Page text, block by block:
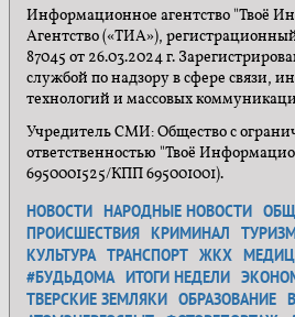
Информационное агентство "Твоё
Агентство («ТИА»),
87045 от 26.03.2024 г.
службой по надзору в сфере связи,
технологий и массовых
Учредитель СМИ: Общество с
ответственностью "Твоё
6950001525/КПП 695001001).
НОВОСТИ НАРОДНЫЕ НОВОСТИ
ПРОИСШЕСТВИЯ КРИМИНАЛ
КУЛЬТУРА ТРАНСПОРТ ЖКХ
#БУДЬДОМА ИТОГИ НЕДЕЛИ
ТВЕРСКИЕ ЗЕМЛЯКИ ОБРАЗОВАНИЕ